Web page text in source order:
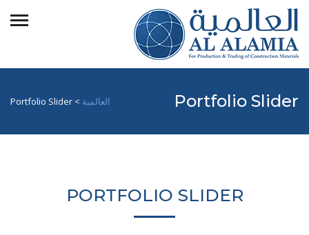
Portfolio Slider العالمية >
Portfolio Slider
PORTFOLIO SLIDER